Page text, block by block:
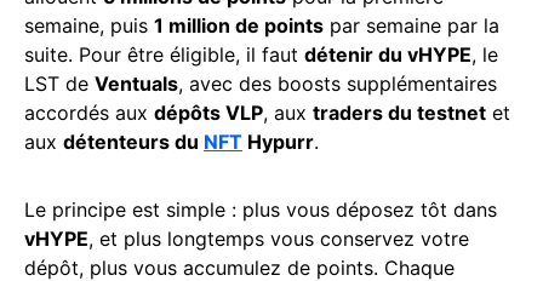
semaine, puis 1 million de points par semaine par la
suite. Pour être éligible, il faut détenir du vHYPE, le
LST de Ventuals, avec des boosts supplémentaires
accordés aux dépôts VLP, aux traders du testnet et
aux détenteurs du NFT Hypurr.
Le principe est simple : plus vous déposez tôt dans
vHYPE, et plus longtemps vous conservez votre
dépôt, plus vous accumulez de points. Chaque